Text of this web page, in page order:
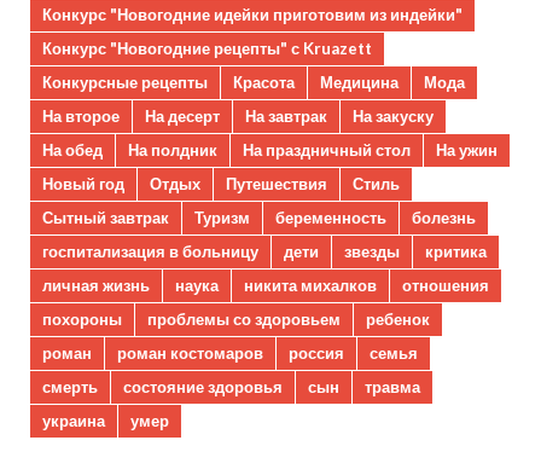
Конкурс "Новогодние идейки приготовим из индейки"
Конкурс "Новогодние рецепты" с Kruazett
Конкурсные рецепты
Красота Медицина
Мода
На второе
На десерт На завтрак
На закуску
На обед
На полдник На праздничный стол
На ужин
Новый год
Отдых Путешествия
Стиль
Сытный завтрак
Туризм беременность
болезнь
госпитализация в больницу
дети звезды
критика
личная жизнь
наука никита михалков
отношения
похороны
проблемы со здоровьем
ребенок
роман
роман костомаров россия
семья
смерть
состояние здоровья сын
травма
украина
умер